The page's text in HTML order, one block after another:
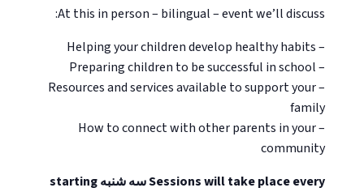
At this in person – bilingual – event we’ll discuss:
– Helping your children develop healthy habits
– Preparing children to be successful in school
– Resources and services available to support your
family
– How to connect with other parents in your
community
Sessions will take place every سه شنبه starting